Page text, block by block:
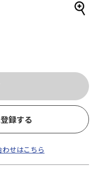
録する
せはこちら